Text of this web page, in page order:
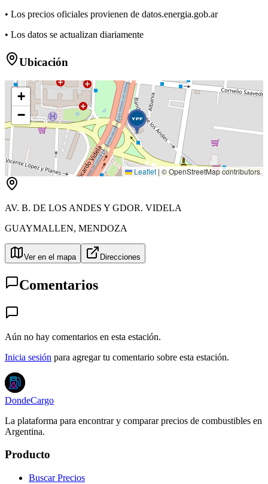
• Los precios oficiales provienen de datos.energia.gob.ar
• Los datos se actualizan diariamente
Ubicación
+
−
Leaflet | © OpenStreetMap contributors
AV. B. DE LOS ANDES Y GDOR. VIDELA
GUAYMALLEN, MENDOZA
Ver en el mapa Direcciones
Comentarios
Aún no hay comentarios en esta estación.
Inicia sesión para agregar tu comentario sobre esta estación.
DondeCargo
La plataforma para encontrar y comparar precios de combustibles en
Argentina.
Producto
Buscar Precios